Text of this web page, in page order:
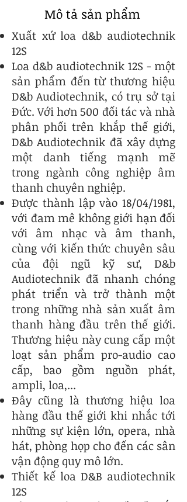
Mô tả sản phẩm
Xuất xứ loa d&b audiotechnik
12S
Loa d&b audiotechnik 12S - một
sản phẩm đến từ thương hiệu
D&b Audiotechnik, có trụ sở tại
Đức. Với hơn 500 đối tác và nhà
phân phối trên khắp thế giới,
D&b Audiotechnik đã xây dựng
một danh tiếng mạnh mẽ
trong ngành công nghiệp âm
thanh chuyên nghiệp.
Được thành lập vào 18/04/1981,
với đam mê không giới hạn đối
với âm nhạc và âm thanh,
cùng với kiến thức chuyên sâu
của đội ngũ kỹ sư, D&b
Audiotechnik đã nhanh chóng
phát triển và trở thành một
trong những nhà sản xuất âm
thanh hàng đầu trên thế giới.
Thương hiệu này cung cấp một
loạt sản phẩm pro-audio cao
cấp, bao gồm nguồn phát,
ampli, loa,...
Đây cũng là thương hiệu loa
hàng đầu thế giới khi nhắc tới
những sự kiện lớn, opera, nhà
hát, phòng họp cho đến các sân
vận động quy mô lớn.
Thiết kế loa D&B audiotechnik
12S